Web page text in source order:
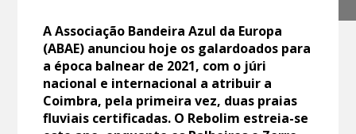
A Associação Bandeira Azul da Europa
(ABAE) anunciou hoje os galardoados para
a época balnear de 2021, com o júri
nacional e internacional a atribuir a
Coimbra, pela primeira vez, duas praias
fluviais certificadas. O Rebolim estreia-se